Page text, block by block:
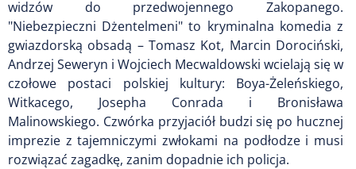
widzów do przedwojennego Zakopanego.
"Niebezpieczni Dżentelmeni" to kryminalna komedia z
gwiazdorską obsadą – Tomasz Kot, Marcin Dorociński,
Andrzej Seweryn i Wojciech Mecwaldowski wcielają się w
czołowe postaci polskiej kultury: Boya-Żeleńskiego,
Witkacego, Josepha Conrada i Bronisława
Malinowskiego. Czwórka przyjaciół budzi się po hucznej
imprezie z tajemniczymi zwłokami na podłodze i musi
rozwiązać zagadkę, zanim dopadnie ich policja.